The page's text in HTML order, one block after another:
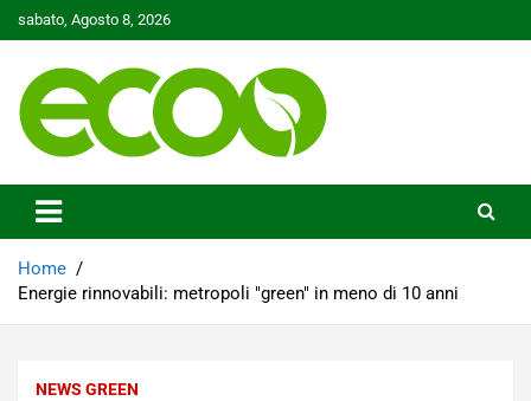
to
sabato, Agosto 8, 2026
Ecoo.it
Home
Energie rinnovabili: metropoli "green" in meno di 10 anni
NEWS GREEN